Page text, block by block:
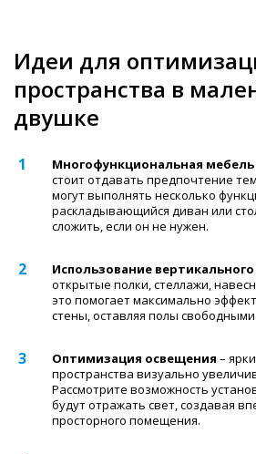
Идеи для
пространства в
двушке
Многофункциональная мебель
стоит отдавать предпочтение
могут выполнять несколько
раскладывающийся диван или
сложить, если он не нужен.
Использование
открытые полки, стеллажи,
это помогает максимально
стены, оставляя полы свободными.
Оптимизация освещения –
пространства визуально
Рассмотрите возможность
будут отражать свет, создавая
просторного помещения.